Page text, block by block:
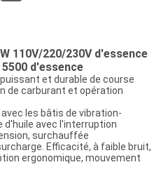
110V/220/230V d'essence
d'essence
et durable de course
de carburant et opération
les bâtis de vibration-
avec l'interruption
surchauffée
Efficacité, à faible bruit,
ergonomique, mouvement